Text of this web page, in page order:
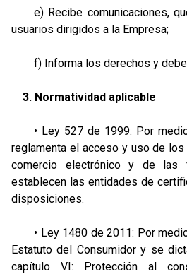
e) Recibe comunicaciones,
usuarios dirigidos a la Empresa;
f) Informa los derechos y
3. Normatividad aplicable
• Ley 527 de 1999: Por
reglamenta el acceso y uso de
comercio electrónico y de las
establecen las entidades de
disposiciones.
• Ley 1480 de 2011: Por
Estatuto del Consumidor y se
capítulo VI: Protección al